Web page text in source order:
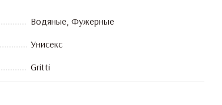
Водяные, Фужерные
Унисекс
Gritti